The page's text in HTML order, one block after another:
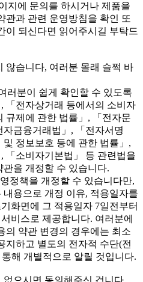
지에 문의를 하시거나 제품을
관과 관련 운영방침을 확인 또
이 되신다면 읽어주시길 부탁드
않습니다, 여러분 몰래 슬쩍 바
러분이 쉽게 확인할 수 있도록
「전자상거래 등에서의 소비자
규제에 관한 법률」, 「전자문
금융거래법」, 「전자서명
정보보호 등에 관한 법률」,
「소비자기본법」 등 관련법을
을 개정할 수 있습니다.
정책을 개정할 수 있습니다만,
용으로 개정 이유, 적용일자를
화면에 그 적용일자 7일전부터
비스로 제공합니다. 여러분에
의 약관 변경의 경우에는 최소
지하고 별도의 전자적 수단(전
해 개별적으로 알릴 것입니다.